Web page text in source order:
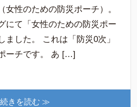
女性のための防災ポーチ）。
にて「女性のための防災ポー
ました。 これは「防災0次」
ーチです。 あ […]
続きを読む ≫